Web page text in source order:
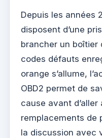
Depuis les années
disposent d’une
brancher un boîtier
codes défauts
orange s’allume,
OBD2 permet de
cause avant
remplacements de
la discussion avec